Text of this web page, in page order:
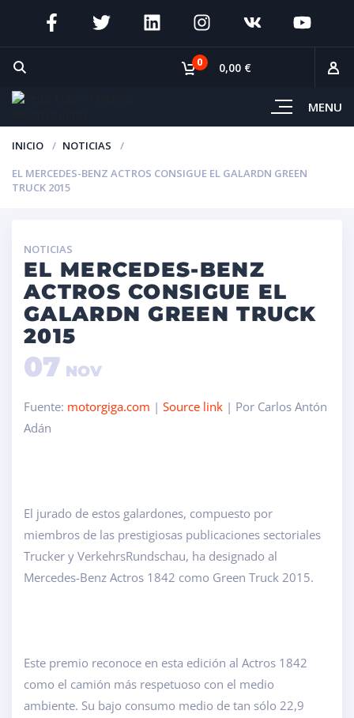
MENU
0 0,00 €
INICIO
NOTICIAS
EL MERCEDES-BENZ ACTROS CONSIGUE EL GALARDN GREEN
TRUCK 2015
NOTICIAS
EL MERCEDES-BENZ
ACTROS CONSIGUE EL
GALARDN GREEN TRUCK
2015
07 NOV
Fuente: motorgiga.com | Source link | Por Carlos Antón
Adán
El jurado de estos galardones, compuesto por
miembros de las prestigiosas publicaciones sectoriales
Trucker y VerkehrsRundschau, ha designado al
Mercedes-Benz Actros 1842 como Green Truck 2015.
Este premio reconoce en esta edición al Actros 1842
como el camión más respetuoso con el medio
ambiente. Su bajo consumo medio de tan sólo 22,9